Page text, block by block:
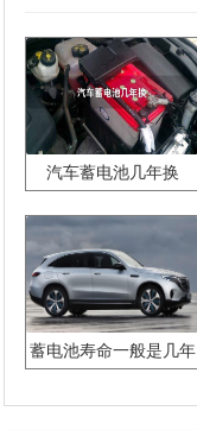
汽车蓄电池几年换
蓄电池寿命一般是几年